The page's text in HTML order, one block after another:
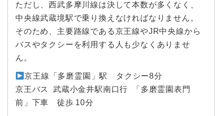
ただし、西武多摩川線は決して本数が多くなく、
中央線武蔵境駅で乗り換えなければなりません。
そのため、主要路線である京王線やJR中央線から
バスやタクシーを利用する人も少なくありませ
ん。
京王線「多磨霊園」駅 タクシー8分
京王バス 武蔵小金井駅南口行 「多磨霊園表門
前」下車 徒歩 10分